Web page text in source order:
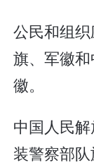
公民和组
旗、军徽和
徽。
中国人民
装警察部